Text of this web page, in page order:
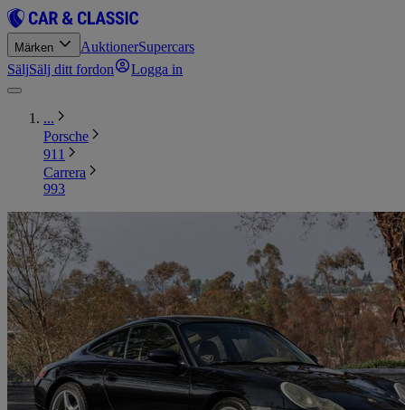
Märken AuktionerSupercars
SäljSälj ditt fordon Logga in
...
Porsche
911
Carrera
993